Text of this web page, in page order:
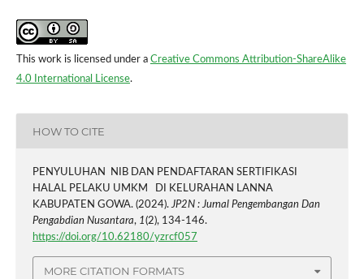
This work is licensed under a Creative Commons Attribution-ShareAlike
4.0 International License.
HOW TO CITE
PENYULUHAN NIB DAN PENDAFTARAN SERTIFIKASI
HALAL PELAKU UMKM DI KELURAHAN LANNA
KABUPATEN GOWA. (2024).JP2N : Jurnal Pengembangan Dan
Pengabdian Nusantara, 1(2), 134-146.
https://doi.org/10.62180/yzrcf057
MORE CITATION FORMATS